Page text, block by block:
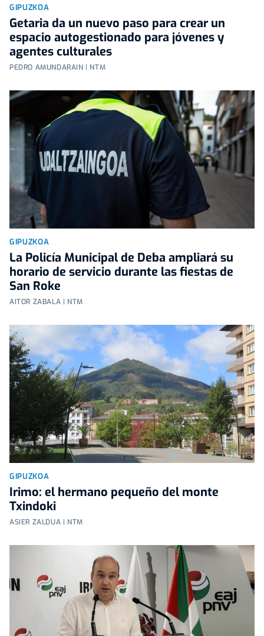
GIPUZKOA
Getaria da un nuevo paso para crear un
espacio autogestionado para jóvenes y
agentes culturales
PEDRO AMUNDARAIN | NTM
GIPUZKOA
La Policía Municipal de Deba ampliará su
horario de servicio durante las fiestas de
San Roke
AITOR ZABALA | NTM
GIPUZKOA
Irimo: el hermano pequeño del monte
Txindoki
ASIER ZALDUA | NTM